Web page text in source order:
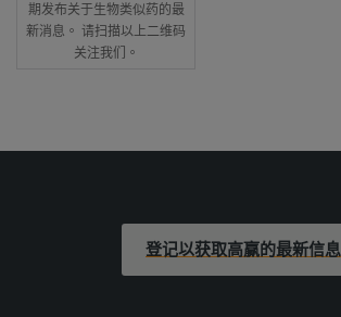
期发布关于生物类似药的最
新消息。 请扫描以上二维码
关注我们。
登记以获取高赢的最新信息